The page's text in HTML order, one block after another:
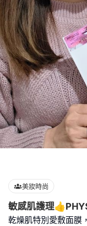
美妝時尚
敏感肌護理
乾燥肌特別愛敷面膜